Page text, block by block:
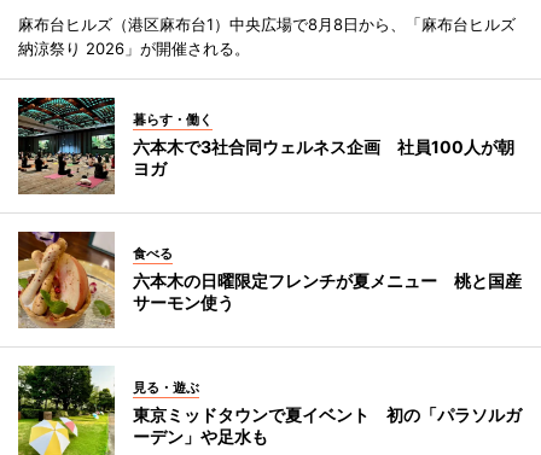
麻布台ヒルズ（港区麻布台1）中央広場で8月8日から、「麻布台ヒルズ
納涼祭り 2026」が開催される。
暮らす・働く
六本木で3社合同ウェルネス企画 社員100人が朝
ヨガ
食べる
六本木の日曜限定フレンチが夏メニュー 桃と国産
サーモン使う
見る・遊ぶ
東京ミッドタウンで夏イベント 初の「パラソルガ
ーデン」や足水も